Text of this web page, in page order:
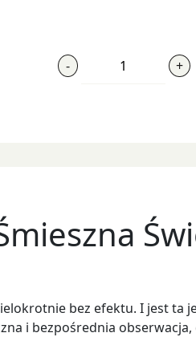
- +
bez efektu. I jest ta
i bezpośrednia